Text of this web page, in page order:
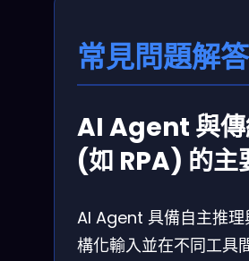
常見問題解
AI Agent 與傳
(如 RPA) 的主
AI Agent 具備自主推
構化輸入並在不同工具